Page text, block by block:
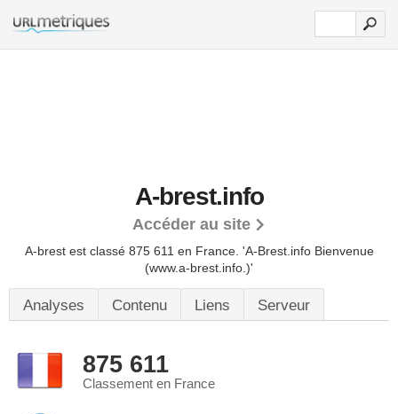
A-brest.info
Accéder au site
A-brest est classé 875 611 en France. 'A-Brest.info Bienvenue
(www.a-brest.info.)'
Analyses Contenu Liens Serveur
875 611
Classement en France